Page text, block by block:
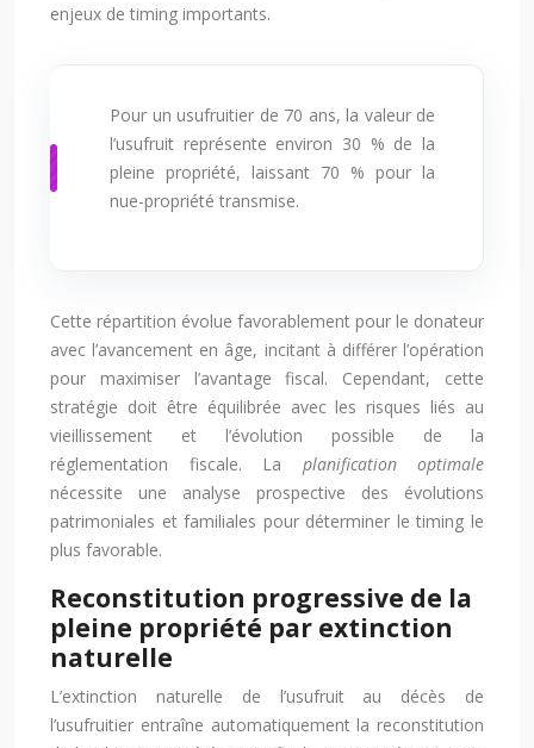
enjeux de timing importants.
Pour un usufruitier de 70 ans, la valeur de
l’usufruit représente environ 30 % de la
pleine propriété, laissant 70 % pour la
nue-propriété transmise.
Cette répartition évolue favorablement pour le donateur
avec l’avancement en âge, incitant à différer l’opération
pour maximiser l’avantage fiscal. Cependant, cette
stratégie doit être équilibrée avec les risques liés au
vieillissement et l’évolution possible de la
réglementation fiscale. La planification optimale
nécessite une analyse prospective des évolutions
patrimoniales et familiales pour déterminer le timing le
plus favorable.
Reconstitution progressive de la
pleine propriété par extinction
naturelle
L’extinction naturelle de l’usufruit au décès de
l’usufruitier entraîne automatiquement la reconstitution